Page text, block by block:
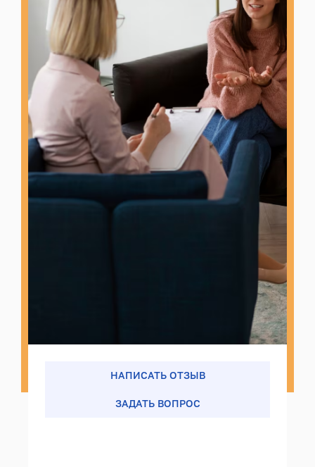
НАПИСАТЬ ОТЗЫВ
ЗАДАТЬ ВОПРОС